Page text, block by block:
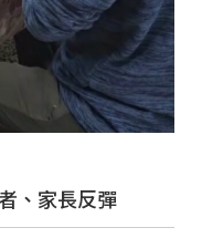
、家長反彈